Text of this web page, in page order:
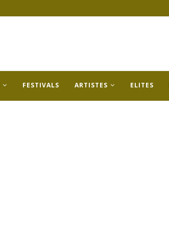
FESTIVALS ARTISTES ELITES